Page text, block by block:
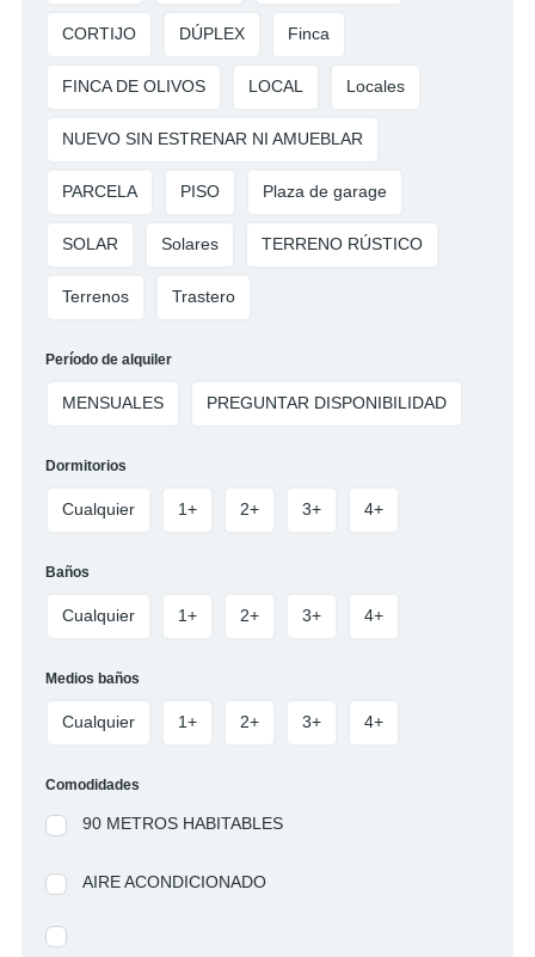
CORTIJO DÚPLEX Finca
FINCA DE OLIVOS LOCAL Locales
NUEVO SIN ESTRENAR NI AMUEBLAR
PARCELA PISO Plaza de garage
SOLAR Solares TERRENO RÚSTICO
Terrenos Trastero
Período de alquiler
MENSUALES PREGUNTAR DISPONIBILIDAD
Dormitorios
Cualquier 1+ 2+ 3+ 4+
Baños
Cualquier 1+ 2+ 3+ 4+
Medios baños
Cualquier 1+ 2+ 3+ 4+
Comodidades
90 METROS HABITABLES
AIRE ACONDICIONADO